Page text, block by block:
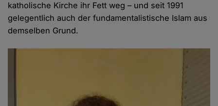
katholische Kirche ihr Fett weg – und seit 1991
gelegentlich auch der fundamentalistische Islam aus
demselben Grund.